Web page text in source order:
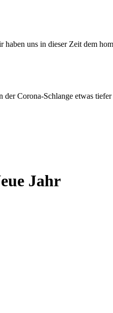
uns in dieser Zeit dem
Corona-Schlange etwas
Jahr